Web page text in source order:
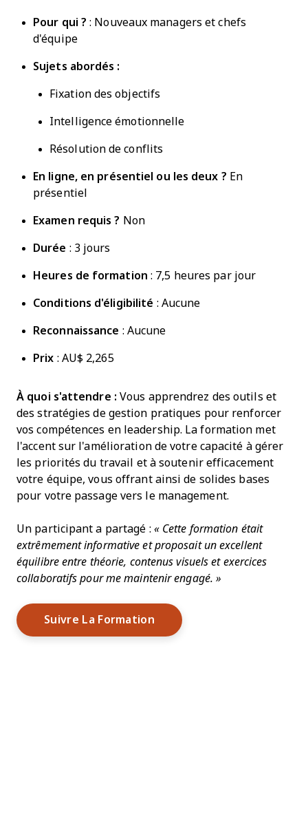
Pour qui ? : Nouveaux managers et chefs
d'équipe
Sujets abordés :
Fixation des objectifs
Intelligence émotionnelle
Résolution de conflits
En ligne, en présentiel ou les deux ? En
présentiel
Examen requis ? Non
Durée : 3 jours
Heures de formation : 7,5 heures par jour
Conditions d'éligibilité : Aucune
Reconnaissance : Aucune
Prix : AU$ 2,265
À quoi s'attendre : Vous apprendrez des outils et
des stratégies de gestion pratiques pour renforcer
vos compétences en leadership. La formation met
l'accent sur l'amélioration de votre capacité à gérer
les priorités du travail et à soutenir efficacement
votre équipe, vous offrant ainsi de solides bases
pour votre passage vers le management.
Un participant a partagé : « Cette formation était
extrêmement informative et proposait un excellent
équilibre entre théorie, contenus visuels et exercices
collaboratifs pour me maintenir engagé. »
Suivre La Formation Opens New Window